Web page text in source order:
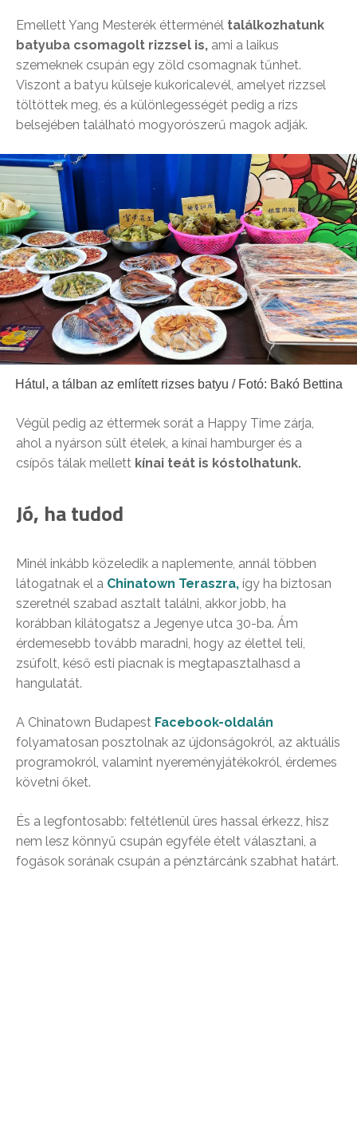
Emellett Yang Mesterék étterménél találkozhatunk
batyuba csomagolt rizzsel is, ami a laikus
szemeknek csupán egy zöld csomagnak tűnhet.
Viszont a batyu külseje kukoricalevél, amelyet rizzsel
töltöttek meg, és a különlegességét pedig a rizs
belsejében található mogyorószerű magok adják.
Hátul, a tálban az említett rizses batyu / Fotó: Bakó Bettina
Végül pedig az éttermek sorát a Happy Time zárja,
ahol a nyárson sült ételek, a kínai hamburger és a
csípős tálak mellett kínai teát is kóstolhatunk.
Jó, ha tudod
Minél inkább közeledik a naplemente, annál többen
látogatnak el a Chinatown Teraszra, így ha biztosan
szeretnél szabad asztalt találni, akkor jobb, ha
korábban kilátogatsz a Jegenye utca 30-ba. Ám
érdemesebb tovább maradni, hogy az élettel teli,
zsúfolt, késő esti piacnak is megtapasztalhasd a
hangulatát.
A Chinatown Budapest Facebook-oldalán
folyamatosan posztolnak az újdonságokról, az aktuális
programokról, valamint nyereményjátékokról, érdemes
követni őket.
És a legfontosabb: feltétlenül üres hassal érkezz, hisz
nem lesz könnyű csupán egyféle ételt választani, a
fogások sorának csupán a pénztárcánk szabhat határt.